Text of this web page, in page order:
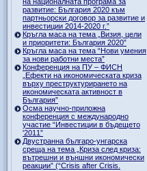
развитие: България 2020 към
партньорски договор за развитие и
инвестиции 2014-2020 г.”
Кръгла маса на тема „Визия, цели
и приоритети: България 2020”
Кръгла маса на тема “Нови умения
за нови работни места”
Конференция на ПУ – ФИСН
„Ефекти на икономическата криза
върху преструктурирането на
икономическата активност в
България”
Осма научно-приложна
конференция с международно
участие “Инвестиции в бъдещето
'2011”
Двустранна българо-унгарска
среща на тема „Криза след криза:
вътрешни и външни икономически
реакции” (“Crisis after Crisis.